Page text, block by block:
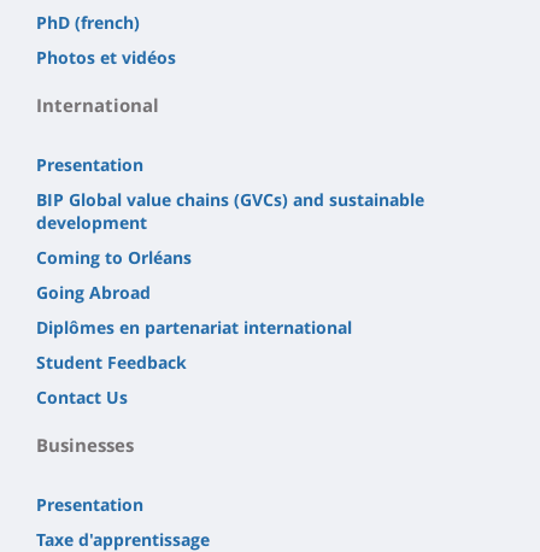
PhD (french)
Photos et vidéos
International
Presentation
BIP Global value chains (GVCs) and sustainable
development
Coming to Orléans
Going Abroad
Diplômes en partenariat international
Student Feedback
Contact Us
Businesses
Presentation
Taxe d'apprentissage